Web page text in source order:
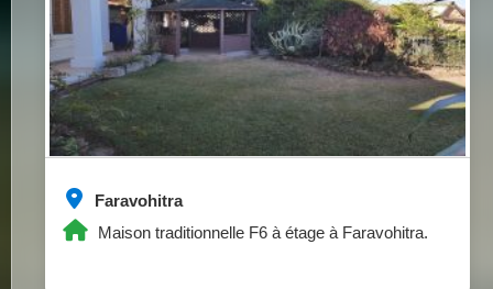
Faravohitra
Maison traditionnelle F6 à étage à Faravohitra.